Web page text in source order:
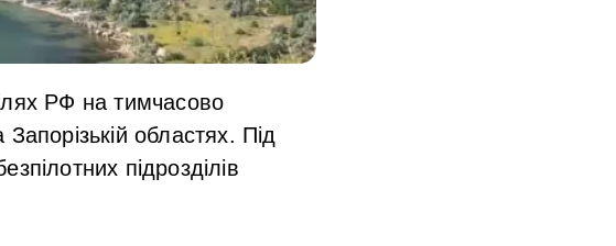
РФ на тимчасово
областях. Під
підрозділів